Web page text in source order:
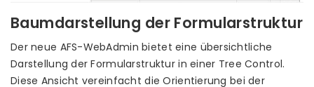
Baumdarstellung der Formularstruktur
Der neue AFS-WebAdmin bietet eine übersichtliche
Darstellung der Formularstruktur in einer Tree Control.
Diese Ansicht vereinfacht die Orientierung bei der